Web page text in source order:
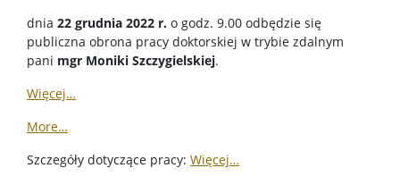
dnia 22 grudnia 2022 r. o godz. 9.00 odbędzie się
publiczna obrona pracy doktorskiej w trybie zdalnym
pani mgr Moniki Szczygielskiej.
Więcej…
More…
Szczegóły dotyczące pracy: Więcej…